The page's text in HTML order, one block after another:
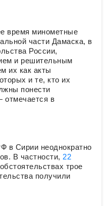
время минометные
части Дамаска, в
России,
и решительным
их как акты
и те, кто их
понести
отмечается в
в Сирии неоднократно
В частности, 22
трое
получили